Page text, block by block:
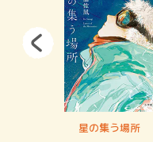
星の集う場所